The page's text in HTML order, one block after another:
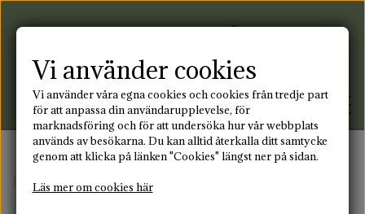
FRAMSIDA
Framsida Nyhetsbrev
Vi använder cookies
Vi använder våra egna cookies och cookies från tredje part
för att anpassa din användarupplevelse, för
marknadsföring och för att undersöka hur vår webbplats
används av besökarna. Du kan alltid återkalla ditt samtycke
genom att klicka på länken "Cookies" längst ner på sidan.
Läs mer om cookies här